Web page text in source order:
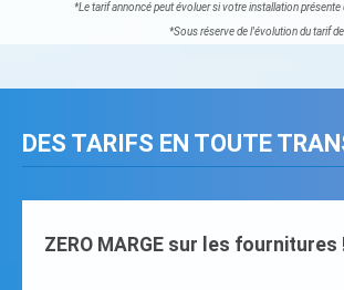
*Le tarif annoncé peut évoluer si votre installation
*Sous réserve de l'évolution du tarif
DES TARIFS EN TOUTE
ZERO MARGE sur les fournitures